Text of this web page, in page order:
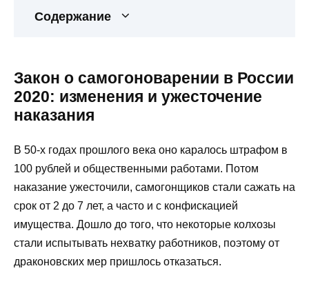
Содержание
Закон о самогоноварении в России
2020: изменения и ужесточение
наказания
В 50-х годах прошлого века оно каралось штрафом в
100 рублей и общественными работами. Потом
наказание ужесточили, самогонщиков стали сажать на
срок от 2 до 7 лет, а часто и с конфискацией
имущества. Дошло до того, что некоторые колхозы
стали испытывать нехватку работников, поэтому от
драконовских мер пришлось отказаться.